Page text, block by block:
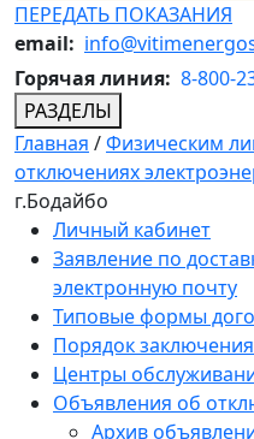
ПЕРЕДАТЬ ПОКАЗАНИЯ
email:
Горячая линия: 8-800-
РАЗДЕЛЫ
Главная /Физическим
отключениях
г.Бодайбо
Личный кабинет
Заявление по
электронную почту
Типовые формы
Порядок
Центры
Объявления об
Архив